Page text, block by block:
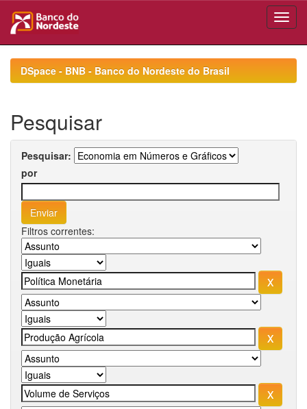
navigationDSpace - BNB - Banco do Nordeste do Brasil
Pesquisar
Pesquisar:
por
Filtros correntes: